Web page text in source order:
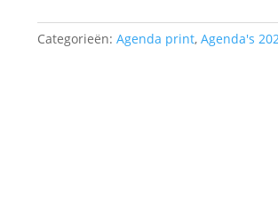
26/27
aantal
Categorieën:Agenda print,Agenda's